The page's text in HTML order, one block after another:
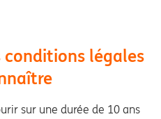
conditions légales
sur une durée de 10 ans